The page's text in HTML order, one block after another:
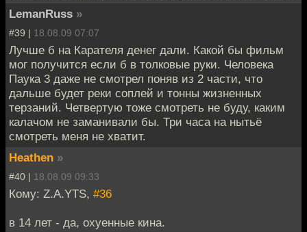
LemanRuss »
#39 | 18.08.09 07:07
Лучше б на Карателя денег дали. Какой бы фильм
мог получится если б в толковые руки. Человека
Паука 3 даже не смотрел поняв из 2 части, что
дальше будет реки соплей и тонны жизненных
терзаний. Четвертую тоже смотреть не буду, каким
калачом не заманивали бы. Три часа на нытьё
смотреть меня не хватит.
Heathen »
#40 | 18.08.09 09:33
Кому: Z.A.YTS, #36
в 14 лет - да, охуенные кина.